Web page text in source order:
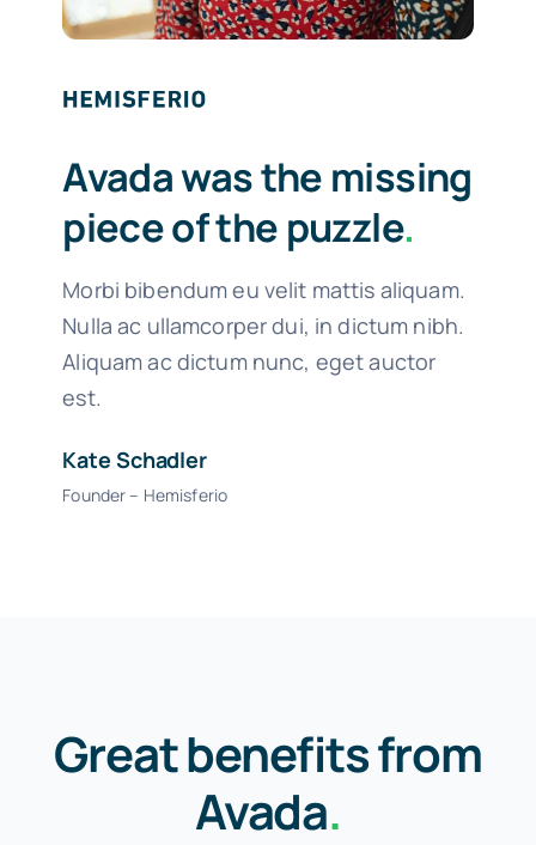
Avada was the missing
piece of the puzzle.
Morbi bibendum eu velit mattis aliquam.
Nulla ac ullamcorper dui, in dictum nibh.
Aliquam ac dictum nunc, eget auctor
est.
Kate Schadler
Founder – Hemisferio
Great benefits from
Avada.